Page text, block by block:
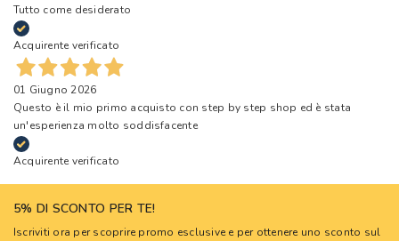
Tutto come desiderato
Acquirente verificato
01 Giugno 2026
Questo è il mio primo acquisto con step by step shop ed è stata
un'esperienza molto soddisfacente
Acquirente verificato
5% DI SCONTO PER TE!
Iscriviti ora per scoprire promo esclusive e per ottenere uno sconto sul